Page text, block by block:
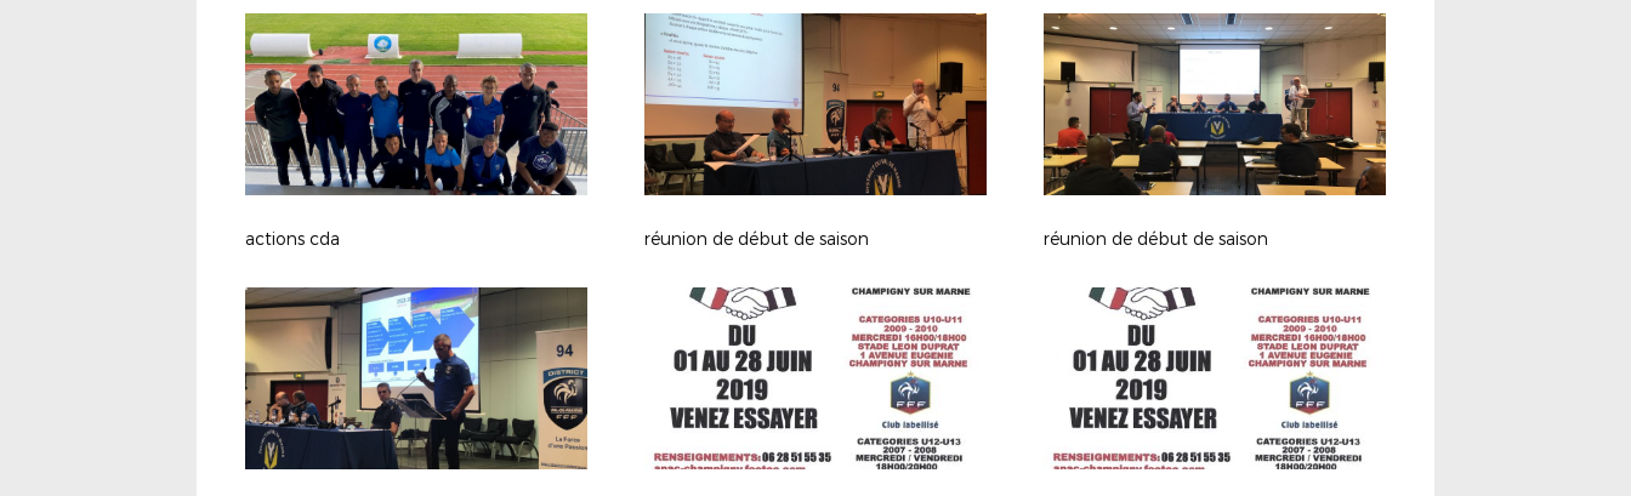
actions cda réunion de début de saison réunion de début de saison